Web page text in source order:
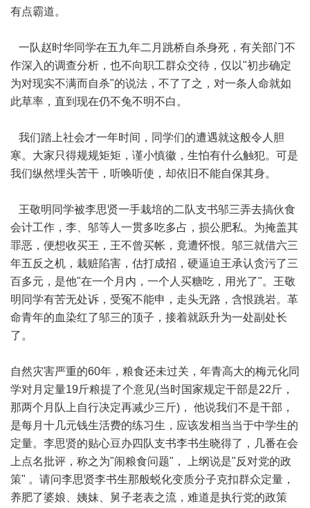
有点霸道。
一队赵时华同学在五九年二月跳桥自杀身死，有关部门不
作深入的调查分析，也不向职工群众交待，仅以"初步确定
为对现实不满而自杀"的说法，不了了之，对一条人命就如
此草率，直到现在仍不兔不明不白。
我们踏上社会才一年时间，同学们的遭遇就这般令人胆
寒。大家只得规规矩矩，谨小慎徽，生怕有什么触犯。可是
我们纵然埋头苦干，听唤听使，却依旧不能自保其身。
王敬明同学被李思贤一手栽培的二队支书邬三弄去搞伙食
会计工作，李、邬等人一贯多吃多占，损公肥私。为掩盖其
罪恶，便想收买王，王不曾买帐，竟遭怀恨。邬三就借六三
年五反之机，栽赃陷害，估打成招，硬逼迫王承认贪污了三
百多元，是他"在一个月内，一个人买糖吃，用光了"。王敬
明同学有苦无处诉，受冤不能申，走头无路，含恨跳岩。革
命青年的血染红了邬三的顶子，接着就跃升为一处副处长
了。
自然灾害严重的60年，粮食还未过关，年青高大的梅元化同
学对月定量19斤粮提了个意见(当时国家规定干部是22斤，
那两个月队上自行决定再减少三斤)， 他说我们不是干部，
是每月十几元钱生活费的练习生，应该发相当当于中学生的
定量。李思贤的贴心豆办四队支书李书生晓得了，几番在会
上点名批评，称之为"闹粮食问题"， 上纲说是"反对党的政
策" 。请问李思贤李书生那般蜕化变质分子克扣群众定量，
养肥了婆娘、姨妹、舅子老表之流，难道是执行党的政策